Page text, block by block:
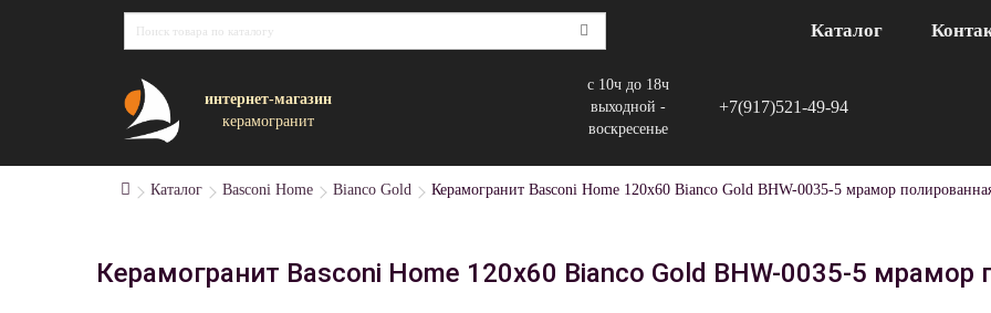
Каталог
интернет-магазин
керамогранит
с 10ч до 18ч
выходной -
воскресенье
+7(917)521-49-94
Каталог Basconi Home Bianco Gold Керамогранит Basconi Home 120x60 Bianco Gold BHW-0035-5 мрамор
Керамогранит Basconi Home 120x60 Bianco Gold BHW-0035-5